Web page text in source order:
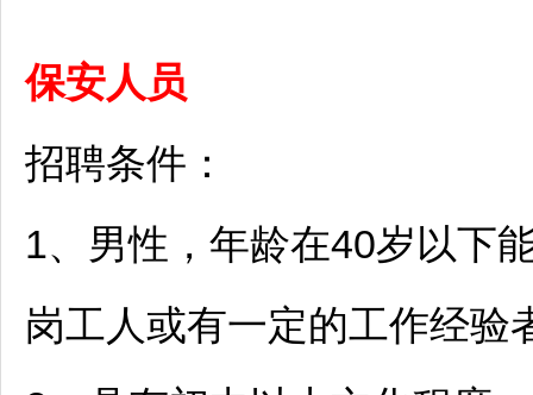
保安人员
招聘条件：
1、男性，年龄在40岁以下
岗工人或有一定的工作经验